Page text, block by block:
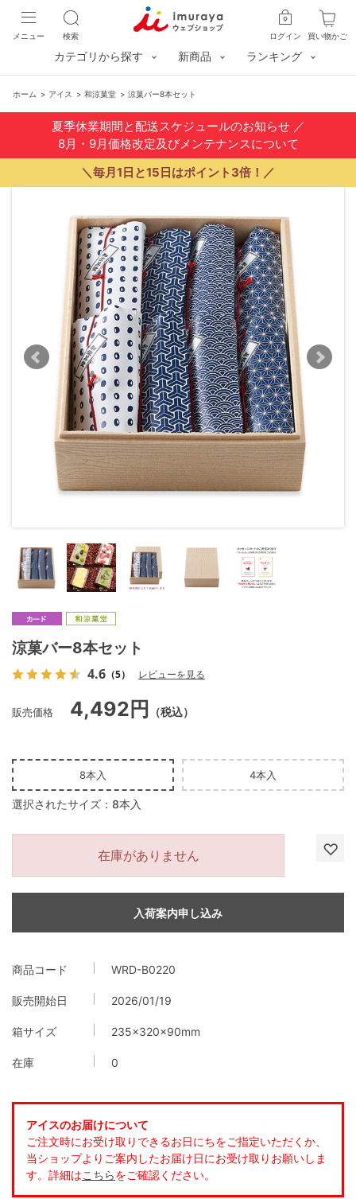
買い物かご
ログイン
検索
メニュー
カテゴリから探す 新商品 ランキング
ホーム > アイス > 和涼菓堂 > 涼菓バー8本セット
夏季休業期間と配送スケジュールのお知らせ／
8月・9月価格改定及びメンテナンスについて
＼毎月1日と15日はポイント3倍！／
涼菓バー8本セット
4.6 （5） レビューを見る
販売価格 4,492円 （税込）
商品コード WRD-B0220
販売開始日 2026/01/19
箱サイズ 235×320×90mm
在庫 0
8本入 4本入
選択されたサイズ：8本入
入荷案内申し込み
在庫がありません
アイスのお届けについて
ご注文時にお受け取りできるお日にちをご指定いただくか、
当ショップよりご案内したお届け日にお受け取りお願いしま
す。詳細はこちらをご確認ください。